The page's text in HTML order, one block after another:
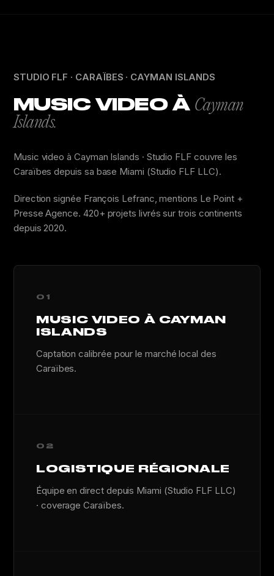
STUDIO FLF · CARAÏBES · CAYMAN ISLANDS
MUSIC VIDEO À Cayman
Islands.
Music video à Cayman Islands · Studio FLF couvre les
Caraïbes depuis sa base Miami (Studio FLF LLC).
Direction signée François Lefranc, mentions Le Point +
Presse Agence. 420+ projets livrés sur trois continents
depuis 2020.
01
MUSIC VIDEO À CAYMAN
ISLANDS
Captation calibrée pour le marché local des
Caraïbes.
02
LOGISTIQUE RÉGIONALE
Équipe en direct depuis Miami (Studio FLF LLC)
· coverage Caraïbes.